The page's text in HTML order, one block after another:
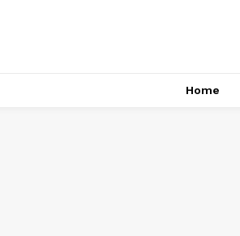
Home